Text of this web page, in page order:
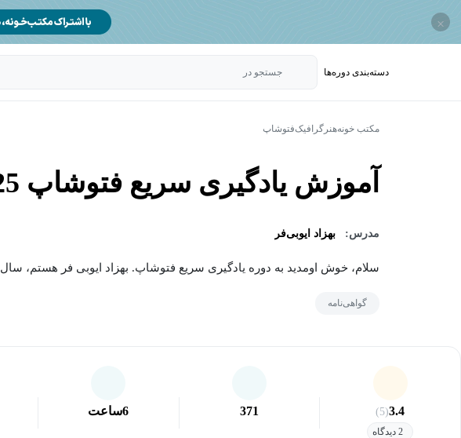
×
دسته‌بندی‌ دوره‌ها جستجو در
مکتب خونههنر گرافیکفتوشاپ
آموزش یادگیری سریع فتوشاپ 2025
مدرس: بهزاد ایوبی‌فر
سلام، خوش اومدید به دوره یادگیری سریع فتوشاپ. بهزاد ایوبی فر هستم، سال ۹۹ وارد حوزه گرافیک شدم...
گواهی‌نامه
3.4
(5)
2 دیدگاه
371
6ساعت